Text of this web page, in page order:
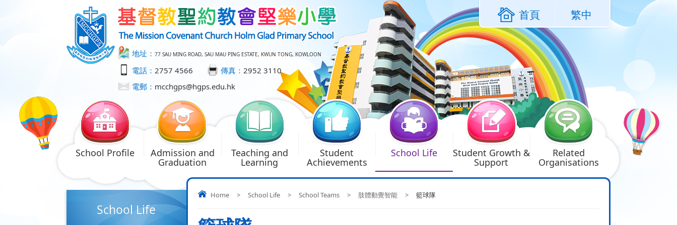
地址： 77 SAU MING ROAD, SAU MAU PING ESTATE, KWUN TONG, KOWLOON
電話： 2757 4566 傳真： 2952 3110
電郵： mcchgps@hgps.edu.hk
首頁 繁中
School Profile Admission and
Graduation
Teaching and
Learning
Student
Achievements
School Life Student Growth &
Support
Related
Organisations
Home > School Life > School Teams > 肢體動覺智能 > 籃球隊
School Life